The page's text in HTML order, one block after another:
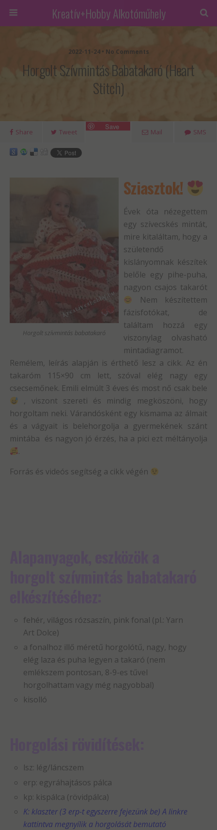
Kreatív+Hobby Alkotóműhely
2022-11-24 • No Comments
Horgolt Szívmintás Babatakaró (heart
Stitch)
Share Tweet
Save
Mail SMS
Horgolt szívmintás babatakaró
Sziasztok!
Évek óta nézegettem
egy szívecskés mintát,
mire kitaláltam, hogy a
születendő
kislányomnak készítek
belőle egy pihe-puha,
nagyon csajos takarót
Nem készítettem
fázisfotókat, de
találtam hozzá egy
viszonylag olvasható
mintadiagramot.
Remélem, leírás alapján is érthető lesz a cikk. Az én
takaróm 115×90 cm lett, szóval elég nagy egy
csecsemőnek. Emili elmúlt 3 éves és most nő csak bele
, viszont szereti és mindig megköszöni, hogy
horgoltam neki. Várandósként egy kismama az álmait
és a vágyait is belehorgolja a gyermekének szánt
mintába és nagyon jó érzés, ha a pici ezt méltányolja
.
Forrás és videós segítség a cikk végén
fehér, világos rózsaszín, pink fonal (pl.: Yarn
Art Dolce)
a fonalhoz illő méretű horgolótű, nagy, hogy
elég laza és puha legyen a takaró (nem
emlékszem pontosan, 8-9-es tűvel
horgolhattam vagy még nagyobbal)
kisolló
lsz: lég/láncszem
erp: egyráhajtásos pálca
kp: kispálca (rövidpálca)
K: klaszter (3 erp-t egyszerre fejezünk be) A linkre
kattintva megnyílik a horgolását bemutató